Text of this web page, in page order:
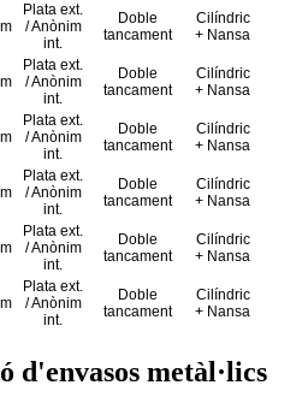
Plata ext.
/ Anònim
int.
Doble
tancament
Cilíndric
+ Nansa
Plata ext.
/ Anònim
int.
Doble
tancament
Cilíndric
+ Nansa
Plata ext.
/ Anònim
int.
Doble
tancament
Cilíndric
+ Nansa
Plata ext.
/ Anònim
int.
Doble
tancament
Cilíndric
+ Nansa
Plata ext.
/ Anònim
int.
Doble
tancament
Cilíndric
+ Nansa
Plata ext.
/ Anònim
int.
Doble
tancament
Cilíndric
+ Nansa
d'envasos metàl·lics